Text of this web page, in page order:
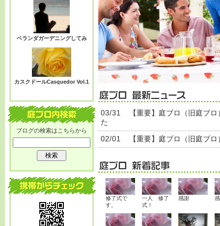
ブログの検索はこちらから
ベランダガーデニングしてみ
カスクドールCasquedor Vol.1
03/31
【重要】庭ブロ（旧庭ブ
た
02/01 【重要】庭ブロ（旧庭ブ
修了式で
す。
一人 修了
式！
感謝